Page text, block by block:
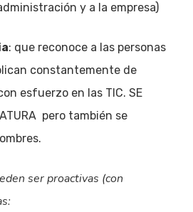
y a la empresa)
: que reconoce a las personas
constantemente de
esfuerzo en las TIC. SE
pero también se
ser proactivas (con